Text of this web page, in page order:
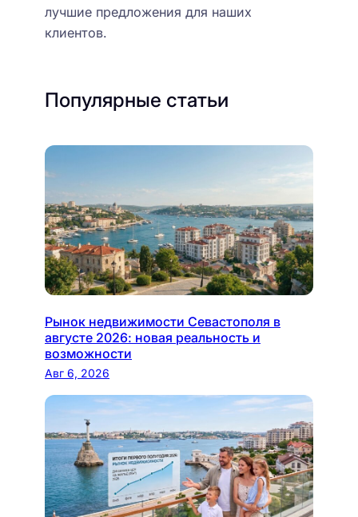
лучшие предложения для наших
клиентов.
Популярные статьи
Рынок недвижимости Севастополя в
августе 2026: новая реальность и
возможности
Авг 6, 2026